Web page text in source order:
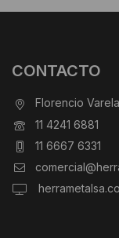
CONTACTO
Florencio
11 4241 6881
11 6667 6331